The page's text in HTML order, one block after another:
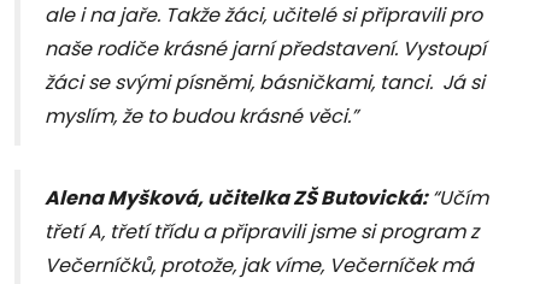
ale i na jaře. Takže žáci, učitelé si připravili pro
naše rodiče krásné jarní představení. Vystoupí
žáci se svými písněmi, básničkami, tanci. Já si
myslím, že to budou krásné věci.”
Alena Myšková, učitelka ZŠ Butovická:“Učím
třetí A, třetí třídu a připravili jsme si program z
Večerníčků, protože, jak víme, Večerníček má